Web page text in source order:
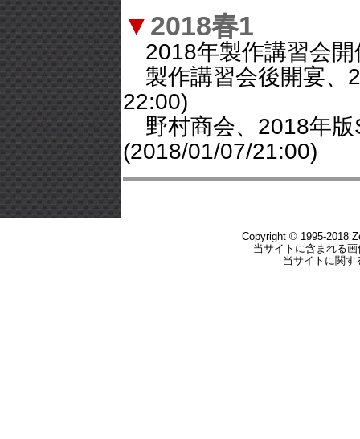
▼ 2018春1
2018年製作講習会
製作講習会後開宴、
22:00)
野村商会、2018年版
(2018/01/07/21:00)
Copyright © 1995-2018
当サイトに含まれる
当サイトに関す